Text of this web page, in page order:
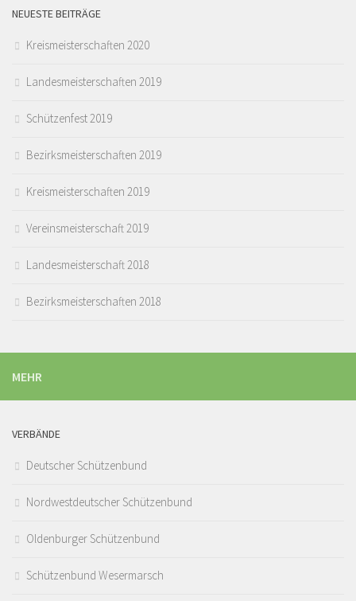
NEUESTE BEITRÄGE
Kreismeisterschaften 2020
Landesmeisterschaften 2019
Schützenfest 2019
Bezirksmeisterschaften 2019
Kreismeisterschaften 2019
Vereinsmeisterschaft 2019
Landesmeisterschaft 2018
Bezirksmeisterschaften 2018
MEHR
VERBÄNDE
Deutscher Schützenbund
Nordwestdeutscher Schützenbund
Oldenburger Schützenbund
Schützenbund Wesermarsch